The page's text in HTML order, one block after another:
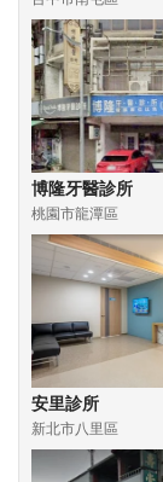
博隆牙醫診所
桃園市龍潭區
安里診所
新北市八里區